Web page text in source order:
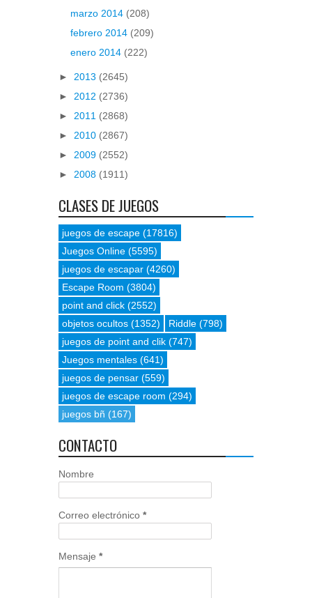
marzo 2014 (208)
febrero 2014 (209)
enero 2014 (222)
► 2013 (2645)
► 2012 (2736)
► 2011 (2868)
► 2010 (2867)
► 2009 (2552)
► 2008 (1911)
CLASES DE JUEGOS
juegos de escape (17816)
Juegos Online (5595)
juegos de escapar (4260)
Escape Room (3804)
point and click (2552)
objetos ocultos (1352) Riddle (798)
juegos de point and clik (747)
Juegos mentales (641)
juegos de pensar (559)
juegos de escape room (294)
juegos bñ (167)
CONTACTO
Nombre
Correo electrónico *
Mensaje *